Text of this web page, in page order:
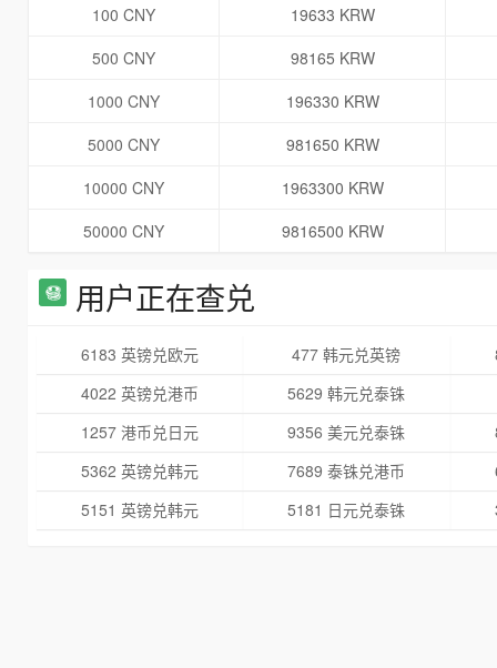
100 CNY
19633 KRW
500 CNY
98165 KRW
1000 CNY
196330 KRW
5000 CNY
981650 KRW
10000 CNY
1963300 KRW
50000 CNY
9816500 KRW
用户正在查兑
6183 英镑兑欧元 477 韩元兑英镑
4022 英镑兑港币
5629 韩元兑泰铢
1257 港币兑日元
9356 美元兑泰铢
5362 英镑兑韩元
7689 泰铢兑港币
5151 英镑兑韩元
5181 日元兑泰铢